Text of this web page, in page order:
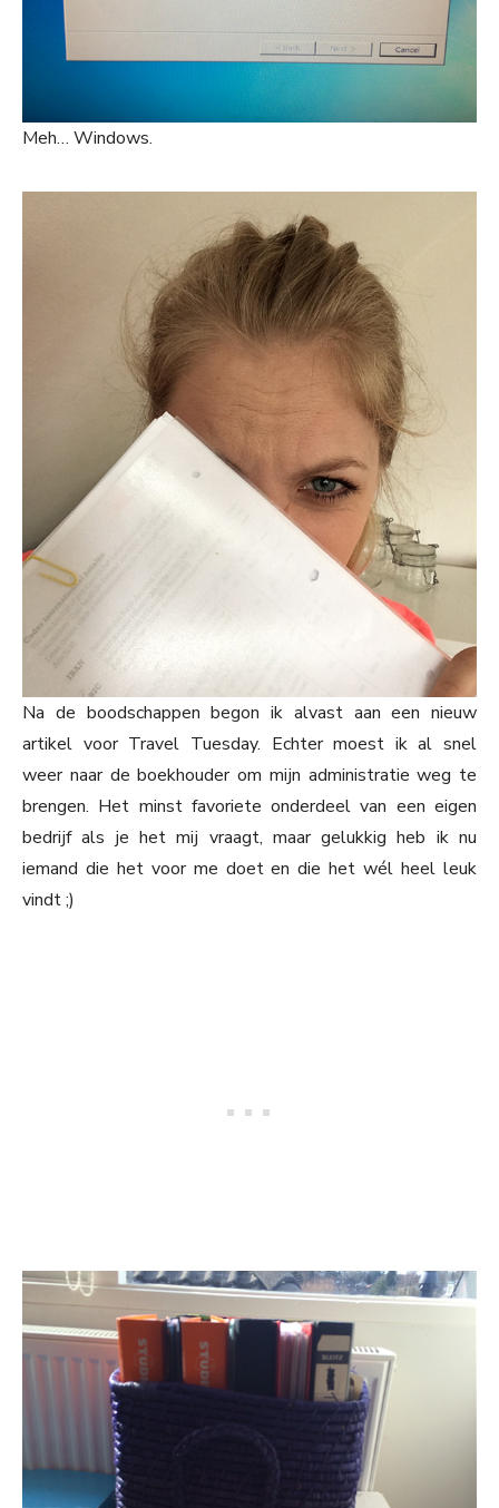
Meh… Windows.
Na de boodschappen begon ik alvast aan een nieuw
artikel voor Travel Tuesday. Echter moest ik al snel
weer naar de boekhouder om mijn administratie weg te
brengen. Het minst favoriete onderdeel van een eigen
bedrijf als je het mij vraagt, maar gelukkig heb ik nu
iemand die het voor me doet en die het wél heel leuk
vindt ;)